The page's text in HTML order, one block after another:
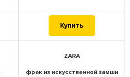
Купить
ZARA
фрак из искусственной замши